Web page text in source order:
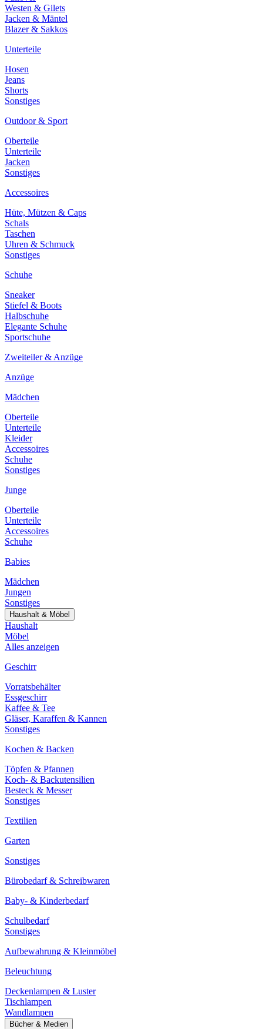
Westen & Gilets
Jacken & Mäntel
Blazer & Sakkos
Unterteile
Hosen
Jeans
Shorts
Sonstiges
Outdoor & Sport
Oberteile
Unterteile
Jacken
Sonstiges
Accessoires
Hüte, Mützen & Caps
Schals
Taschen
Uhren & Schmuck
Sonstiges
Schuhe
Sneaker
Stiefel & Boots
Halbschuhe
Elegante Schuhe
Sportschuhe
Zweiteiler & Anzüge
Anzüge
Mädchen
Oberteile
Unterteile
Kleider
Accessoires
Schuhe
Sonstiges
Junge
Oberteile
Unterteile
Accessoires
Schuhe
Babies
Mädchen
Jungen
Sonstiges
Haushalt & Möbel
Haushalt
Möbel
Alles anzeigen
Geschirr
Vorratsbehälter
Essgeschirr
Kaffee & Tee
Gläser, Karaffen & Kannen
Sonstiges
Kochen & Backen
Töpfen & Pfannen
Koch- & Backutensilien
Besteck & Messer
Sonstiges
Textilien
Garten
Sonstiges
Bürobedarf & Schreibwaren
Baby- & Kinderbedarf
Schulbedarf
Sonstiges
Aufbewahrung & Kleinmöbel
Beleuchtung
Deckenlampen & Luster
Tischlampen
Wandlampen
Bücher & Medien